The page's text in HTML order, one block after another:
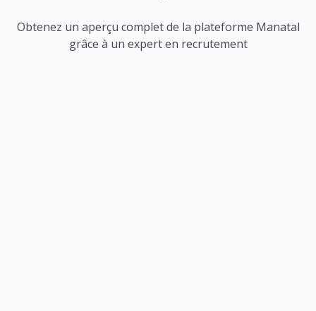
Obtenez un aperçu complet de la plateforme Manatal
grâce à un expert en recrutement